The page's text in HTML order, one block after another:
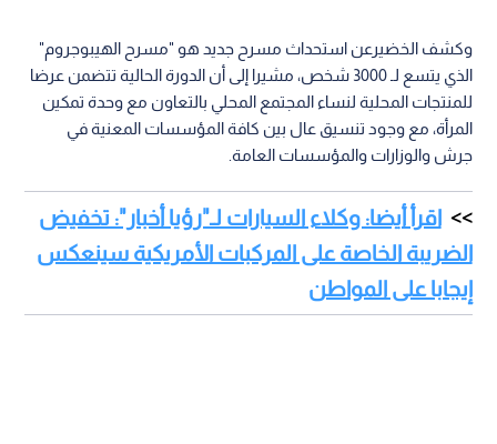
وكشف الخضيرعن استحداث مسرح جديد هو "مسرح الهيبوجروم"
الذي يتسع لـ 3000 شخص، مشيرا إلى أن الدورة الحالية تتضمن عرضا
للمنتجات المحلية لنساء المجتمع المحلي بالتعاون مع وحدة تمكين
المرأة، مع وجود تنسيق عال بين كافة المؤسسات المعنية في
جرش والوزارات والمؤسسات العامة.
اقرأ أيضا: وكلاء السيارات لـ"رؤيا أخبار": تخفيض
الضريبة الخاصة على المركبات الأمريكية سينعكس
إيجابا على المواطن